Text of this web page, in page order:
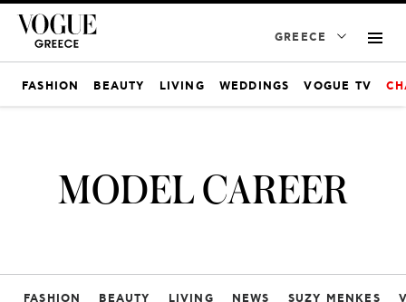
GREECE
FASHION BEAUTY LIVING WEDDINGS VOGUE TV
MODEL CAREER
FASHION BEAUTY LIVING NEWS SUZY MENKES